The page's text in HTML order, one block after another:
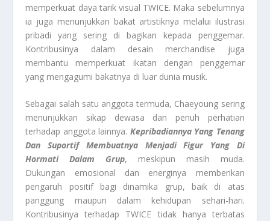
memperkuat daya tarik visual TWICE. Maka sebelumnya
ia juga menunjukkan bakat artistiknya melalui ilustrasi
pribadi yang sering di bagikan kepada penggemar.
Kontribusinya dalam desain merchandise juga
membantu memperkuat ikatan dengan penggemar
yang mengagumi bakatnya di luar dunia musik.
Sebagai salah satu anggota termuda, Chaeyoung sering
menunjukkan sikap dewasa dan penuh perhatian
terhadap anggota lainnya. Kepribadiannya Yang Tenang
Dan Suportif Membuatnya Menjadi Figur Yang Di
Hormati Dalam Grup, meskipun masih muda.
Dukungan emosional dan energinya memberikan
pengaruh positif bagi dinamika grup, baik di atas
panggung maupun dalam kehidupan sehari-hari.
Kontribusinya terhadap TWICE tidak hanya terbatas